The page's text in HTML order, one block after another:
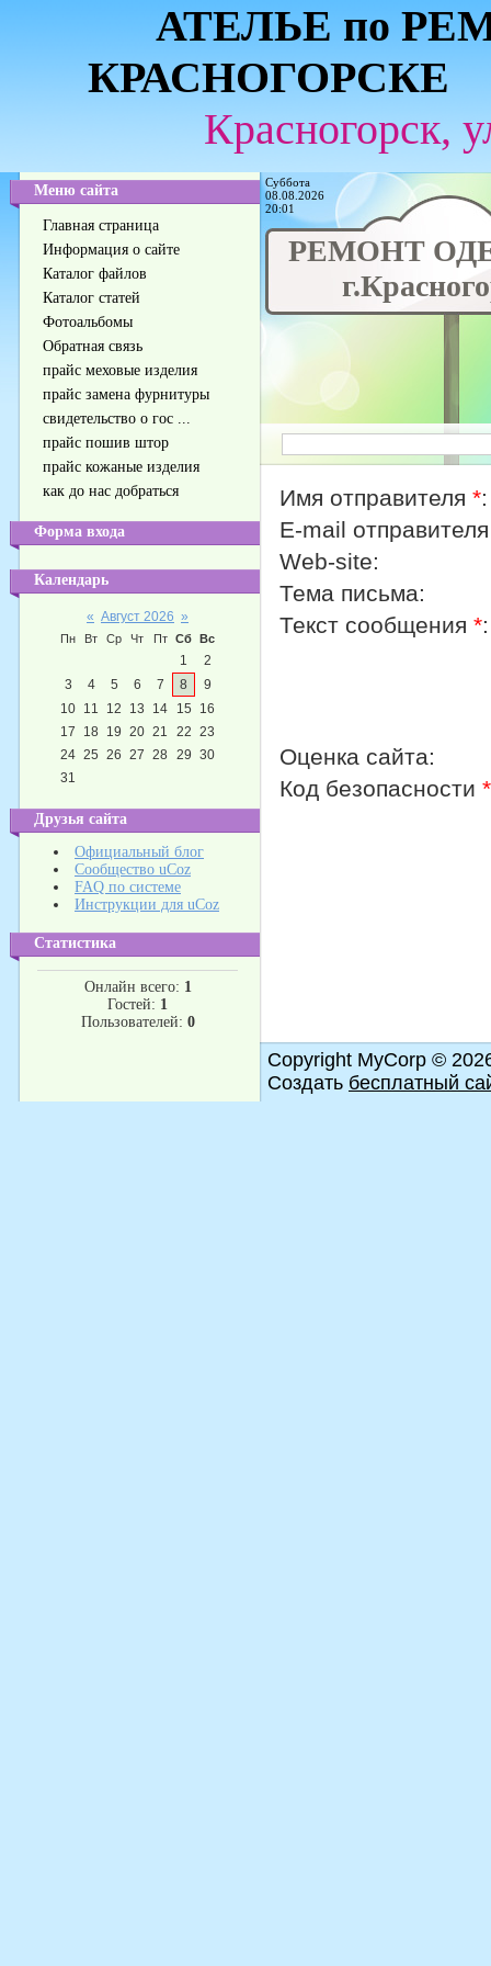
АТЕЛЬЕ по
КРАСНОГОРСКЕ
Красногорск,
Меню сайта
Главная страница
Информация о сайте
Каталог файлов
Каталог статей
Фотоальбомы
Обратная связь
прайс меховые изделия
прайс замена фурнитуры
свидетельство о гос ...
прайс пошив штор
прайс кожаные изделия
как до нас добраться
Форма входа
Календарь
« Август 2026 »
Пн Вт Ср Чт Пт Сб Вс
1
2
3
4 5 6 7 8
9
10 11 12 13 14 15
16
17
18 19 20 21 22 23
24 25 26 27 28 29 30
31
Друзья сайта
Официальный блог
Сообщество uCoz
FAQ по системе
Инструкции для uCoz
Статистика
Онлайн всего: 1
Гостей: 1
Пользователей: 0
Суббота
08.08.2026
20:01
РЕМОНТ
Имя отправителя *:
E-mail
Web-site:
Тема письма:
Текст сообщения *:
Оценка сайта:
Код безопасности *
Copyright MyCorp ©
Создать бесплатный